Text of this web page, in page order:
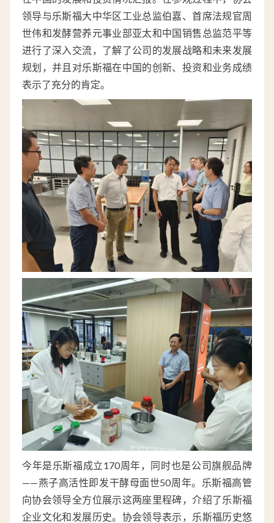
领导与乐斯福大中华区工业总监伯嘉、首席法规官周
世伟和发酵营养元事业部亚太和中国销售总监范平等
进行了深入交流，了解了公司的发展战略和未来发展
规划，并且对乐斯福在中国的创新、投资和业务成绩
表示了充分的肯定。
今年是乐斯福成立170周年，同时也是公司旗舰品牌
——燕子高活性即发干酵母面世50周年。乐斯福高管
向协会领导全方位展示这两座里程碑，介绍了乐斯福
企业文化和发展历史。协会领导表示，乐斯福历史悠